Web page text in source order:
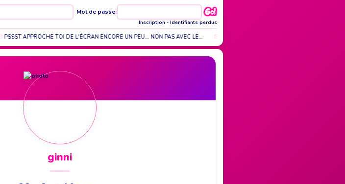
Mot de passe:
Inscription - Identifiants perdus
PSSST APPROCHE TOI DE L'ÉCRAN ENCORE UN PEU... NON PAS AVEC LE…
ginni